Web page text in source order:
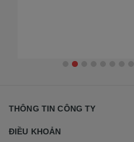
THÔNG TIN CÔNG TY
ĐIỀU KHOẢN